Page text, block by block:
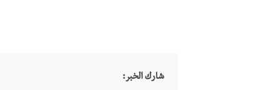
شارك الخبر: